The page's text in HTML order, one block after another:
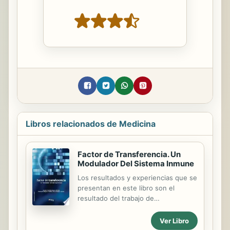
Libros relacionados de Medicina
Factor de Transferencia. Un
Modulador Del Sistema Inmune
Los resultados y experiencias que se
presentan en este libro son el
resultado del trabajo de
se han venido desarrollando desde
Ver Libro